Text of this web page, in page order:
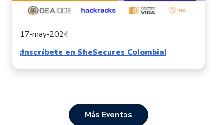
17-may-2024
¡Inscríbete en SheSecures Colombia!
Más Eventos